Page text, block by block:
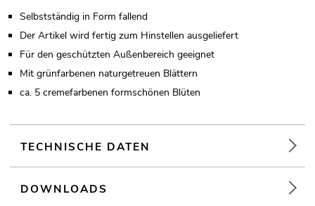
Selbstständig in Form fallend
Der Artikel wird fertig zum Hinstellen ausgeliefert
Für den geschützten Außenbereich geeignet
Mit grünfarbenen naturgetreuen Blättern
ca. 5 cremefarbenen formschönen Blüten
TECHNISCHE DATEN
DOWNLOADS